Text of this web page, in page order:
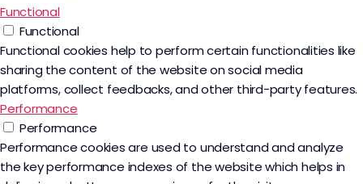
Functional
Functional
Functional cookies help to perform certain functionalities like
sharing the content of the website on social media
platforms, collect feedbacks, and other third-party features.
Performance
Performance
Performance cookies are used to understand and analyze
the key performance indexes of the website which helps in